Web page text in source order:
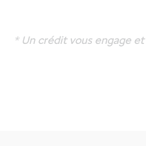
* Un crédit vous engage